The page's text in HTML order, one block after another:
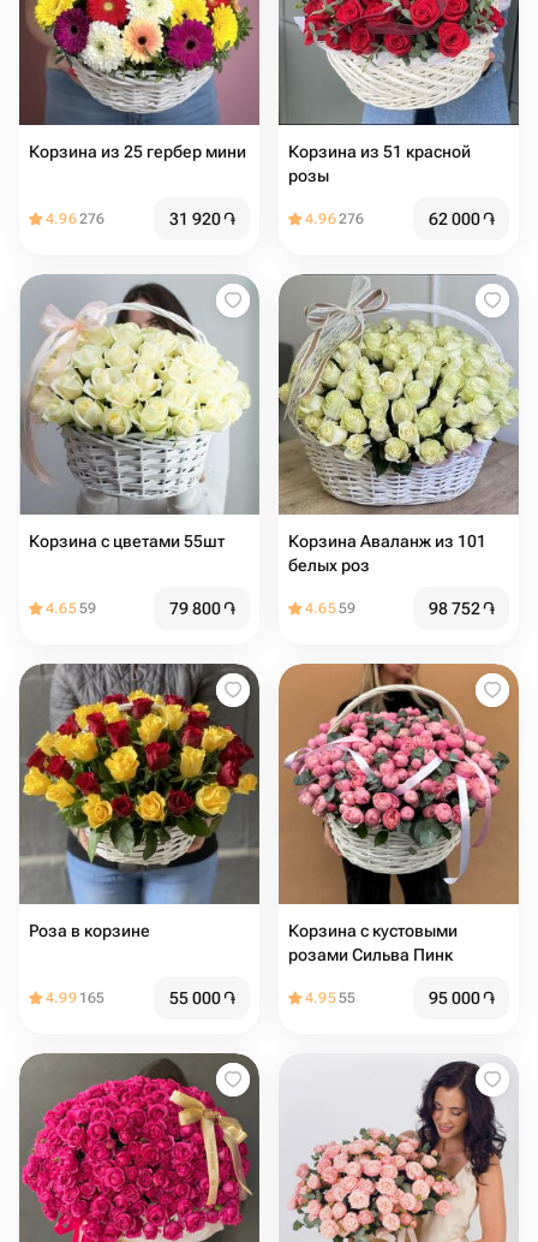
Корзина из 25 гербер мини
4.96276 31 920֏
Корзина из 51 красной
розы
4.96276 62 000֏
Корзина с цветами 55шт
4.6559 79 800֏
Корзина Аваланж из 101
белых роз
4.6559 98 752֏
Роза в корзине
4.99 165 55 000֏
Корзина с кустовыми
розами Сильва Пинк
4.9555 95 000֏